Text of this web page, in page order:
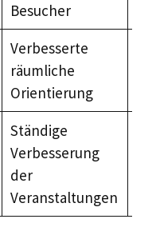
Besucher
Verbesserte
räumliche
Orientierung
Ständige
Verbesserung
der
Veranstaltungen